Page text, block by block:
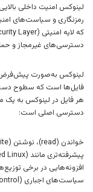
لینوکس امنیت داخلی
رمزنگاری و سیاست‌های
دسترسی‌های غیرمجاز و
لینوکس به‌صورت پیش‌فرض
فایل‌ها است که سطوح
هر فایل در لینوکس به
دسترسی اصلی است:
افزونه‌هایی در برخی
سیاست‌های اجباری (Mandatory Access Control) کنترل می‌کنند.